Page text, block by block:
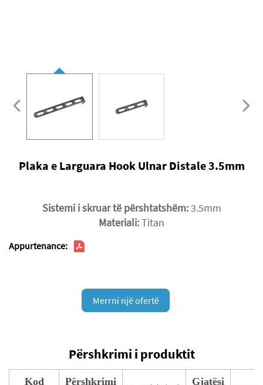
Plaka e Larguara Hook Ulnar Distale 3.5mm
Sistemi i skruar të përshtatshëm:3.5mm
Materiali:Titan
Appurtenance:
Merrni një ofertë
Përshkrimi i produktit
Kod
Përshkrimi
Gjatësi